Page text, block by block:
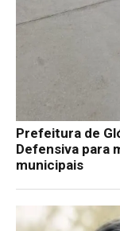
Prefeitura de
Defensiva para
municipais